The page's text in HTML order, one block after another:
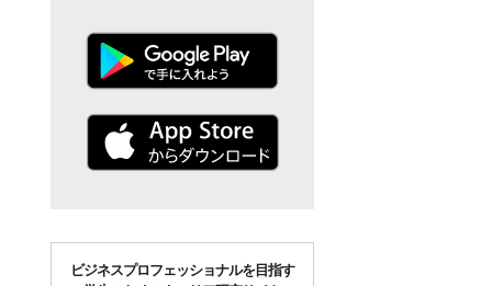
ビジネスプロフェッショナルを目指す